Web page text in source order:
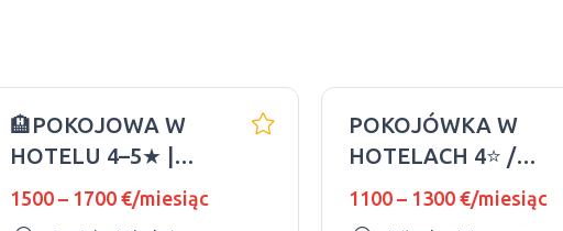
🏨POKOJOWA W
HOTELU 4–5★ |
WIEDEŃ | 1500–
1500 – 1700 €/miesiąc
POKOJÓWKA W
HOTELACH 4⭐ /
1200€ NETTO /
1100 – 1300 €/miesiąc